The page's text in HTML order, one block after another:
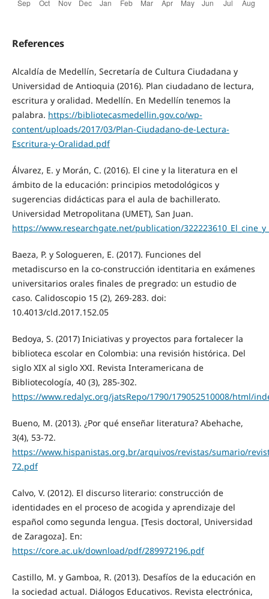
References
Alcaldía de Medellín, Secretaría de Cultura Ciudadana y
Universidad de Antioquia (2016). Plan ciudadano de lectura,
escritura y oralidad. Medellín. En Medellín tenemos la
palabra. https://bibliotecasmedellin.gov.co/wp-
content/uploads/2017/03/Plan-Ciudadano-de-Lectura-
Escritura-y-Oralidad.pdf
Álvarez, E. y Morán, C. (2016). El cine y la literatura en el
ámbito de la educación: principios metodológicos y
sugerencias didácticas para el aula de bachillerato.
Universidad Metropolitana (UMET), San Juan.
https://www.researchgate.net/publication/
Baeza, P. y Sologueren, E. (2017). Funciones del
metadiscurso en la co-construcción identitaria en exámenes
universitarios orales finales de pregrado: un estudio de
caso. Calidoscopio 15 (2), 269-283. doi:
10.4013/cld.2017.152.05
Bedoya, S. (2017) Iniciativas y proyectos para fortalecer la
biblioteca escolar en Colombia: una revisión histórica. Del
siglo XIX al siglo XXI. Revista Interamericana de
Bibliotecología, 40 (3), 285-302.
https://www.redalyc.org/jatsRepo/1790/179052510008/html/
Bueno, M. (2013). ¿Por qué enseñar literatura? Abehache,
3(4), 53-72.
https://www.hispanistas.org.br/arquivos/revistas/sumario/
72.pdf
Calvo, V. (2012). El discurso literario: construcción de
identidades en el proceso de acogida y aprendizaje del
español como segunda lengua. [Tesis doctoral, Universidad
de Zaragoza]. En:
https://core.ac.uk/download/pdf/289972196.pdf
Castillo, M. y Gamboa, R. (2013). Desafíos de la educación en
la sociedad actual. Diálogos Educativos. Revista electrónica,